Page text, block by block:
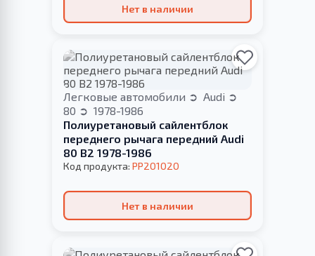
Нет в наличии
Легковые автомобили
Audi
80
1978-1986
Полиуретановый cайлентблок
переднего рычага передний Audi
80 B2 1978-1986
Код продукта: PP201020
Нет в наличии